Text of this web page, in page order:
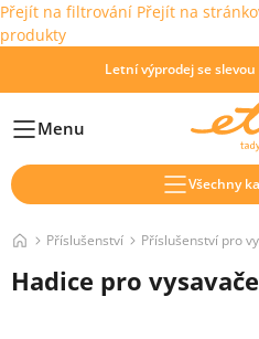
Přejít na filtrování Přejít na
produkty
Letní výprodej se slevou
HlavníMenu
Všechny
Příslušenství Příslušenství pro
Hadice pro vysavače